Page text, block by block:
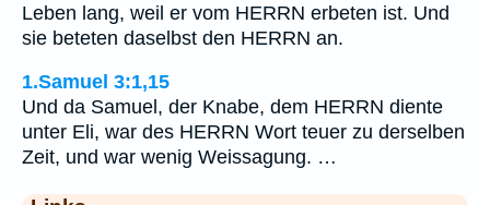
Leben lang, weil er vom HERRN erbeten ist. Und
sie beteten daselbst den HERRN an.
1.Samuel 3:1,15
Und da Samuel, der Knabe, dem HERRN diente
unter Eli, war des HERRN Wort teuer zu derselben
Zeit, und war wenig Weissagung. …